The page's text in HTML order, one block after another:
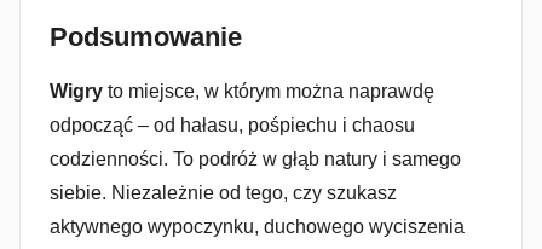
Podsumowanie
Wigry to miejsce, w którym można naprawdę
odpocząć – od hałasu, pośpiechu i chaosu
codzienności. To podróż w głąb natury i samego
siebie. Niezależnie od tego, czy szukasz
aktywnego wypoczynku, duchowego wyciszenia